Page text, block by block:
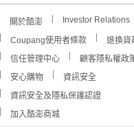
關於酷澎 Investor Relations
Coupang使用者條款
退換貨
信任管理中心
顧客隱私權政
安心購物
資訊安全
資訊安全及隱私保護認證
加入酷澎商城